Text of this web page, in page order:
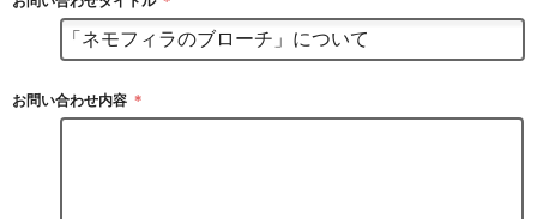
お問い合わせ内容 ＊